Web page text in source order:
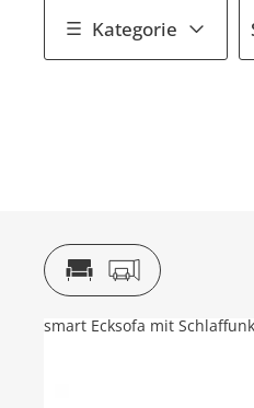
Kategorie
smart Ecksofa mit